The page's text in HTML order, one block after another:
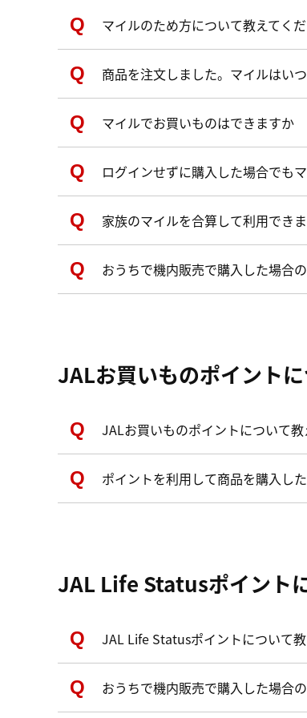
マイルのため方について教えてく
商品を注文しました。マイルはい
マイルでお買いものはできますか
ログインせずに購入した場合でも
家族のマイルを合算して利用でき
おうちで機内販売で購入した場合
JALお買いものポイント
JALお買いものポイントについて
ポイントを利用して商品を購入し
JAL Life Statusポイント
JAL Life Statusポイントについて
おうちで機内販売で購入した場合